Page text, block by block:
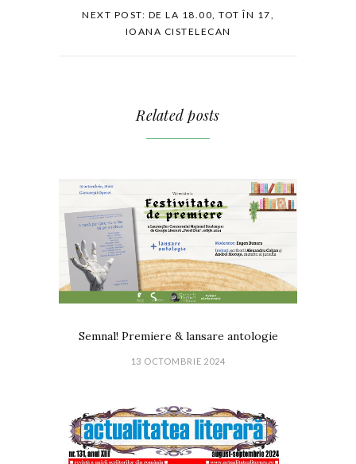
NEXT POST: DE LA 18.00, TOT ÎN 17,
IOANA CISTELECAN
Related posts
Semnal! Premiere & lansare antologie
13 OCTOMBRIE 2024